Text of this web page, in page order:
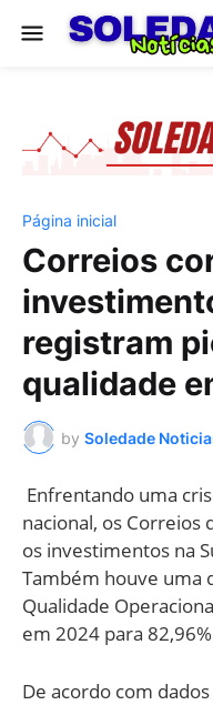
Página inicial
Correios
registram
qualidade
by Soledade
Enfrentando uma
nacional, os
os investimentos na
Também houve uma
Qualidade
em 2024 para
De acordo com